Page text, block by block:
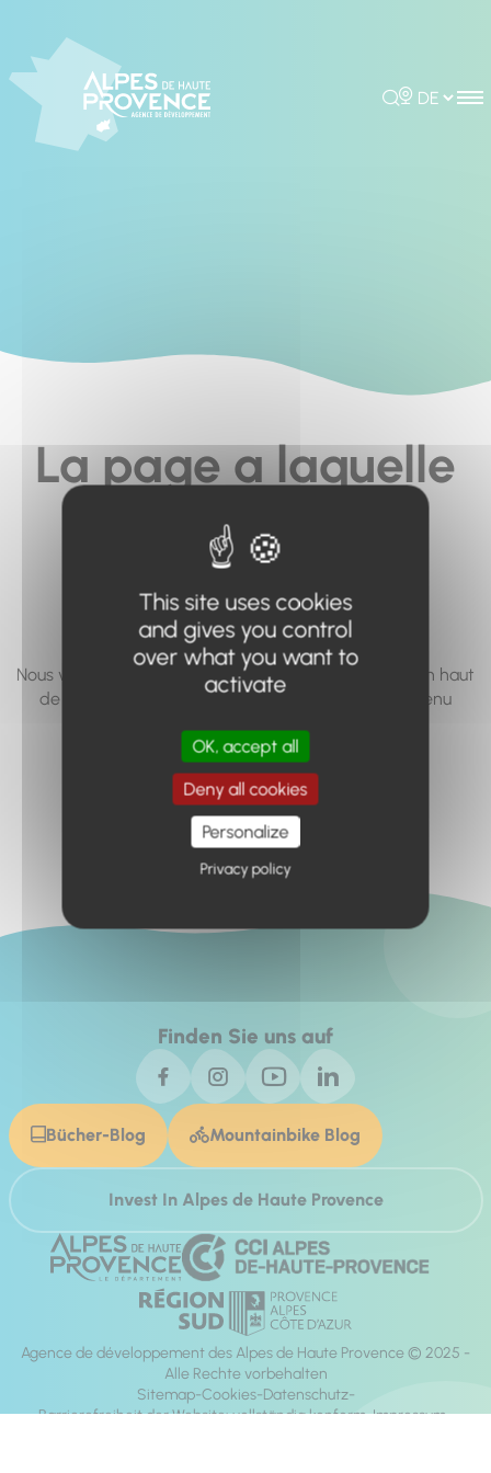
Rechercher
Choisir la
La page a laquelle
vous cherchez à
accéder n'existe
pas... ou plus.
Nous vous invitons à utiliser le moteur de recherche en haut
de page, ou à utiliser le menu pour trouver le contenu
Retour à l'accueil
Finden Sie uns auf
Bücher-Blog Mountainbike Blog
Invest In Alpes de Haute Provence
Agence de développement des Alpes de Haute Provence © 2025 -
Alle Rechte vorbehalten
Sitemap Cookies Datenschutz
Barrierefreiheit der Website: vollständig konform Impressum
This site uses cookies
and gives you control
over what you want to
activate
OK, accept all
Deny all cookies
Personalize
Privacy policy